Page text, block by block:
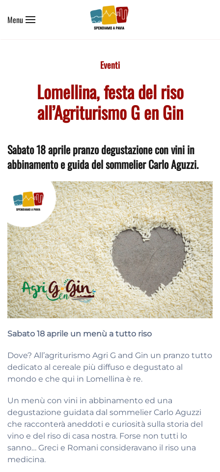
Skip to main content
Menu
Eventi
Lomellina, festa del riso
all’Agriturismo G en Gin
Sabato 18 aprile pranzo degustazione con vini in
abbinamento e guida del sommelier Carlo Aguzzi.
Sabato 18 aprile un menù a tutto riso
Dove? All’agriturismo Agri G and Gin un pranzo tutto
dedicato al cereale più diffuso e degustato al
mondo e che qui in Lomellina è re.
Un menù con vini in abbinamento ed una
degustazione guidata dal sommelier Carlo Aguzzi
che racconterà aneddoti e curiosità sulla storia del
vino e del riso di casa nostra. Forse non tutti lo
sanno… Greci e Romani consideravano il riso una
medicina.